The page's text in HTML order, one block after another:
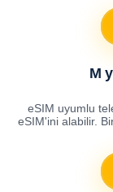
eSIM uyumlu
eSIM'ini alabilir.